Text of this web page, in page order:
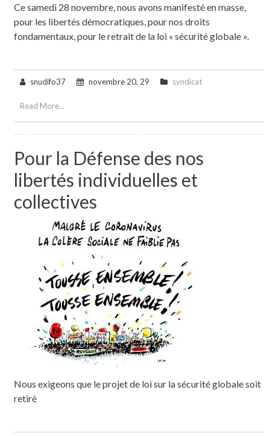
Ce samedi 28 novembre, nous avons manifesté en masse,
pour les libertés démocratiques, pour nos droits
fondamentaux, pour le retrait de la loi « sécurité globale ».
snudifo37 novembre 20, 29 syndicat
Read More...
Pour la Défense des nos
libertés individuelles et
collectives
Nous exigeons que le projet de loi sur la sécurité globale soit
retiré